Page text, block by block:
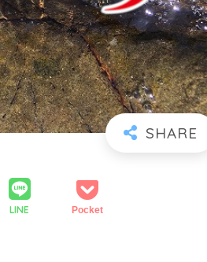
LINE Pocket